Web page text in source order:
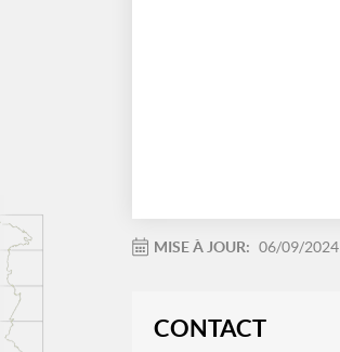
MISE À JOUR: 06/09/2024
CONTACT